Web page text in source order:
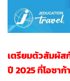
เตรียมตัวสัมผัส
ปี 2025 ที่โอซา